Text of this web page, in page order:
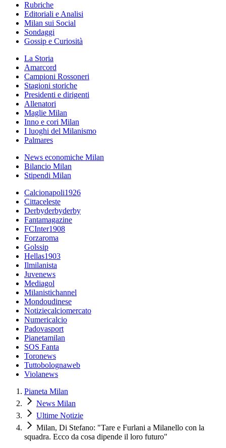
Rubriche
Editoriali e Analisi
Milan sui Social
Sondaggi
Gossip e Curiosità
La Storia
Amarcord
Campioni Rossoneri
Stagioni storiche
Presidenti e dirigenti
Allenatori
Maglie Milan
Inno e cori Milan
I luoghi del Milanismo
Palmares
News economiche Milan
Bilancio Milan
Stipendi Milan
Calcionapoli1926
Cittaceleste
Derbyderbyderby
Fantamagazine
FCInter1908
Forzaroma
Golssip
Hellas1903
Ilmilanista
Juvenews
Mediagol
Milanistichannel
Mondoudinese
Notiziecalciomercato
Numericalcio
Padovasport
Pianetamilan
SOS Fanta
Toronews
Tuttobolognaweb
Violanews
Pianeta Milan
News Milan
Ultime Notizie
Milan, Di Stefano: "Tare e Furlani a Milanello con la
squadra. Ecco da cosa dipende il loro futuro"